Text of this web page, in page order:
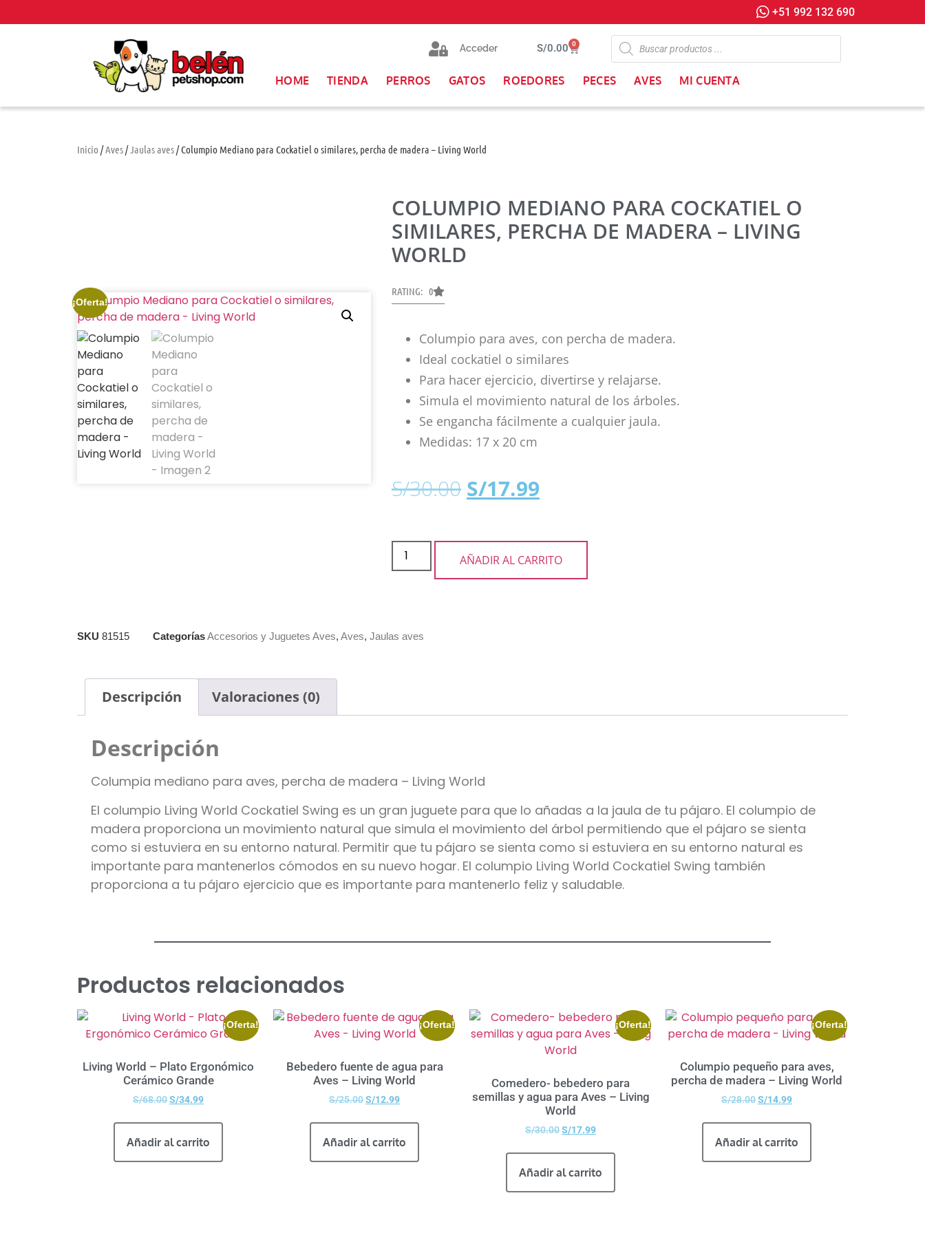
+51 992 132 690
Acceder S/0.00 0
HOME TIENDA PERROS GATOS ROEDORES PECES AVES MI CUENTA
Inicio /Aves/Jaulas aves/ Columpio Mediano para Cockatiel o similares, percha de madera – Living World
¡Oferta!
COLUMPIO MEDIANO PARA COCKATIEL O
SIMILARES, PERCHA DE MADERA – LIVING
WORLD
RATING: 0
Columpio para aves, con percha de madera.
Ideal cockatiel o similares
Para hacer ejercicio, divertirse y relajarse.
Simula el movimiento natural de los árboles.
Se engancha fácilmente a cualquier jaula.
Medidas: 17 x 20 cm
S/30.00 S/17.99
AÑADIR AL CARRITO
SKU 81515 CategoríasAccesorios y Juguetes Aves, Aves, Jaulas aves
Descripción Valoraciones (0)
Descripción
Columpia mediano para aves, percha de madera – Living World
El columpio Living World Cockatiel Swing es un gran juguete para que lo añadas a la jaula de tu pájaro. El columpio de
madera proporciona un movimiento natural que simula el movimiento del árbol permitiendo que el pájaro se sienta
como si estuviera en su entorno natural. Permitir que tu pájaro se sienta como si estuviera en su entorno natural es
importante para mantenerlos cómodos en su nuevo hogar. El columpio Living World Cockatiel Swing también
proporciona a tu pájaro ejercicio que es importante para mantenerlo feliz y saludable.
Productos relacionados
¡Oferta!
Living World – Plato Ergonómico
Cerámico Grande
S/68.00S/34.99
Añadir al carrito
¡Oferta!
Bebedero fuente de agua para
Aves – Living World
S/25.00S/12.99
Añadir al carrito
¡Oferta!
Comedero- bebedero para
semillas y agua para Aves – Living
World
S/30.00S/17.99
Añadir al carrito
¡Oferta!
Columpio pequeño para aves,
percha de madera – Living World
S/28.00S/14.99
Añadir al carrito